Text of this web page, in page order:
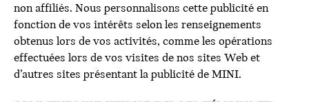
non affiliés. Nous personnalisons cette publicité en
fonction de vos intérêts selon les renseignements
obtenus lors de vos activités, comme les opérations
effectuées lors de vos visites de nos sites Web et
d’autres sites présentant la publicité de MINI.